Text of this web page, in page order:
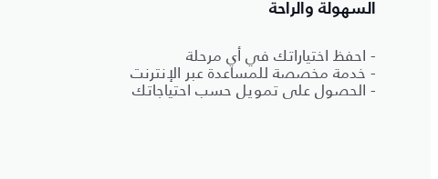
السهولة والراحة
- احفظ اختياراتك في أي مرحلة
- خدمة مخصصة للمساعدة عبر الإنترنت
- الحصول على تمويل حسب احتياجاتك